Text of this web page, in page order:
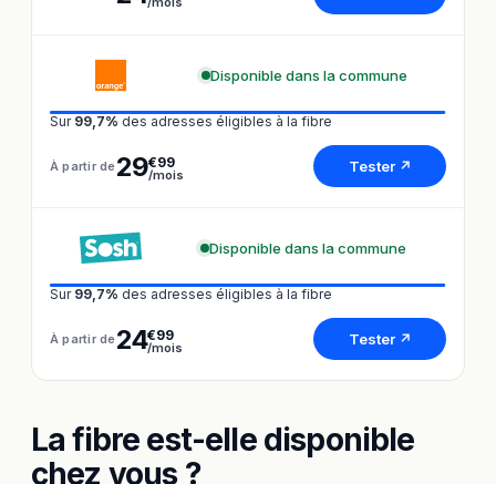
Disponible dans la commune
Sur 99,7% des adresses éligibles à la fibre
À partir de 29€99
/mois Tester ↗
Disponible dans la commune
Sur 99,7% des adresses éligibles à la fibre
À partir de 24€99
/mois Tester ↗
La fibre est-elle disponible
chez vous ?